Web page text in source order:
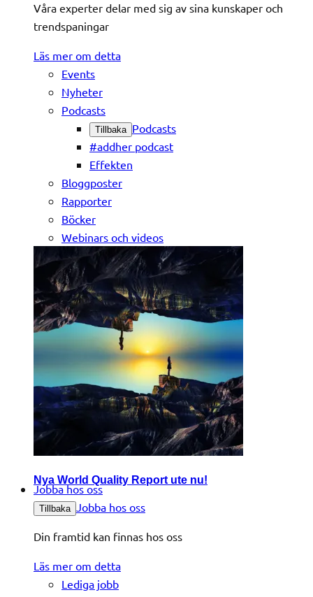
Våra experter delar med sig av sina kunskaper och
trendspaningar
Läs mer om detta
Events
Nyheter
Podcasts
Tillbaka Podcasts
#addher podcast
Effekten
Bloggposter
Rapporter
Böcker
Webinars och videos
Nya World Quality Report ute nu!
Jobba hos oss
Tillbaka Jobba hos oss
Din framtid kan finnas hos oss
Läs mer om detta
Lediga jobb